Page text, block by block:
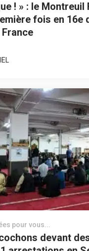
! » : le Montreuil
fois en 16e
pour vous...
devant